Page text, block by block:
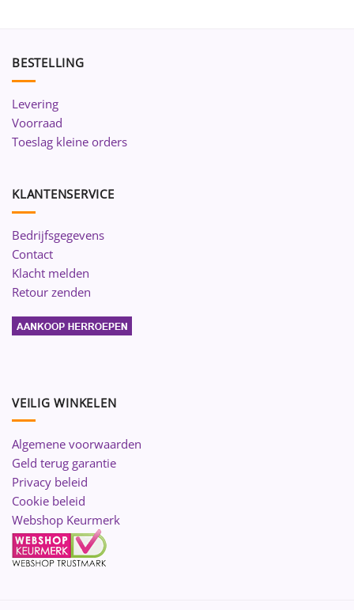
BESTELLING
Levering
Voorraad
Toeslag kleine orders
KLANTENSERVICE
Bedrijfsgegevens
Contact
Klacht melden
Retour zenden
VEILIG WINKELEN
Algemene voorwaarden
Geld terug garantie
Privacy beleid
Cookie beleid
Webshop Keurmerk